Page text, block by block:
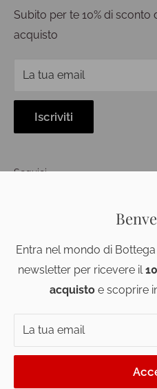
Entra nel mondo di
newsletter per ricevere il
acquisto e scoprire
La tua email
Subito per te 10% di
acquisto
La tua email
Iscriviti
Diritto di recesso
Condizioni di vendita
Seguici
© 2026 Bottega Etrusca S.r.l
P.IVA 02514690508 - Rea PI
Imprese PI-1996-101404, pec: